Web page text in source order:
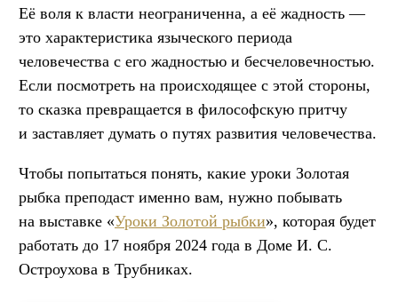
Её воля к власти неограниченна, а её жадность —
это характеристика языческого периода
человечества с его жадностью и бесчеловечностью.
Если посмотреть на происходящее с этой стороны,
то сказка превращается в философскую притчу
и заставляет думать о путях развития человечества.
Чтобы попытаться понять, какие уроки Золотая
рыбка преподаст именно вам, нужно побывать
на выставке «Уроки Золотой рыбки», которая будет
работать до 17 ноября 2024 года в Доме И. С.
Остроухова в Трубниках.